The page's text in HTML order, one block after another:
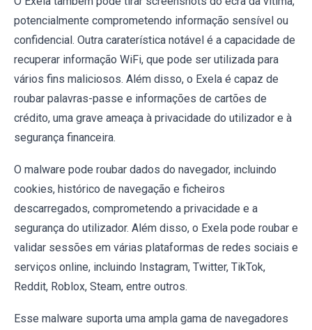
potencialmente comprometendo informação sensível ou
confidencial. Outra caraterística notável é a capacidade de
recuperar informação WiFi, que pode ser utilizada para
vários fins maliciosos. Além disso, o Exela é capaz de
roubar palavras-passe e informações de cartões de
crédito, uma grave ameaça à privacidade do utilizador e à
segurança financeira.
O malware pode roubar dados do navegador, incluindo
cookies, histórico de navegação e ficheiros
descarregados, comprometendo a privacidade e a
segurança do utilizador. Além disso, o Exela pode roubar e
validar sessões em várias plataformas de redes sociais e
serviços online, incluindo Instagram, Twitter, TikTok,
Reddit, Roblox, Steam, entre outros.
Esse malware suporta uma ampla gama de navegadores